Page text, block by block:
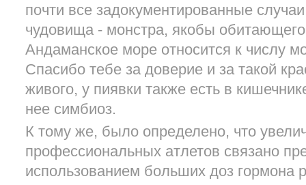
почти все задокументированные
чудовища - монстра, якобы
Андаманское море относится к числу
Спасибо тебе за доверие и за такой
живого, у пиявки также есть в
нее симбиоз.
К тому же, было определено, что
профессиональных атлетов связано
использованием больших доз гормона